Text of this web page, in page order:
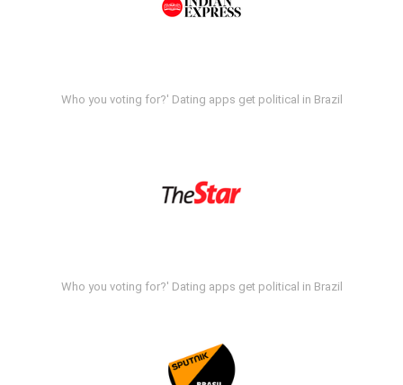
Who you voting for?' Dating apps get political in Brazil
Who you voting for?' Dating apps get political in Brazil